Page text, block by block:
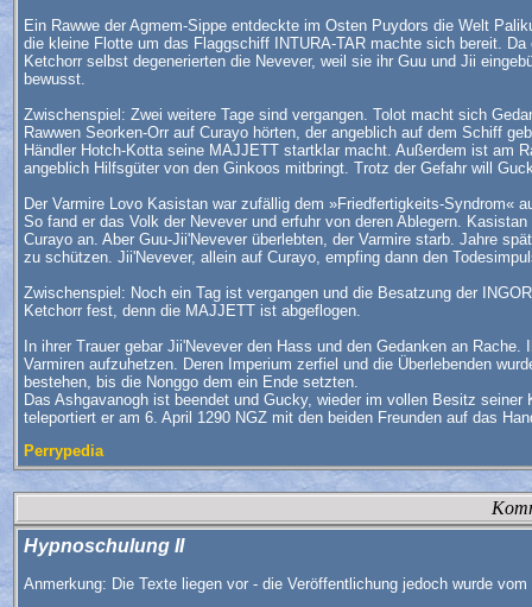
Ein Rawwe der Agmem-Sippe entdeckte im Osten Puydors die Welt
die kleine Flotte um das Flaggschiff INTURA-TAR machte sich bereit.
Ketchorr selbst degenerierten die Nevever, weil sie ihr Guu und Jii
bewusst.
Zwischenspiel: Zwei weitere Tage sind vergangen. Tolot macht sich
Rawwen Seorken-Orr auf Curayo hörten, der angeblich auf dem Schiff
Händler Hotch-Kotta seine MAJJETT startklar macht. Außerdem ist am
angeblich Hilfsgüter von den Ginkoos mitbringt. Trotz der Gefahr will
Der Varmire Lovo Kasistan war zufällig dem »Friedfertigkeits-Syndrom«
So fand er das Volk der Nevever und erfuhr von deren Ablegern.
Curayo an. Aber Guu-Jii'Nevever überlebten, der Varmire starb. Jahre
zu schützen. Jii'Nevever, allein auf Curayo, empfing dann den
Zwischenspiel: Noch ein Tag ist vergangen und die Besatzung der
Ketchorr fest, denn die MAJJETT ist abgeflogen.
In ihrer Trauer gebar Jii'Nevever den Hass und den Gedanken an
Varmiren aufzuhetzen. Deren Imperium zerfiel und die Überlebenden
bestehen, bis die Nonggo dem ein Ende setzten.
Das Ashgavanogh ist beendet und Gucky, wieder im vollen Besitz
teleportiert er am 6. April 1290 NGZ mit den beiden Freunden auf das
Perrypedia
Hypnoschulung II
Anmerkung: Die Texte liegen vor - die Veröffentlichung jedoch wurde